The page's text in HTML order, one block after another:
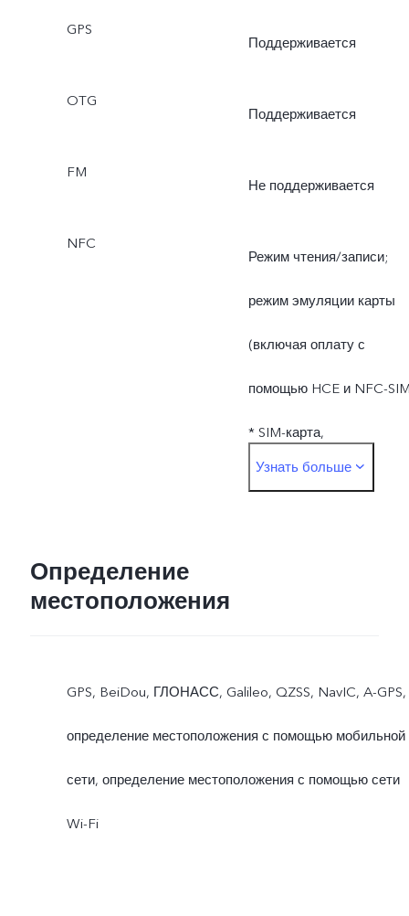
GPS
Поддерживается
OTG
Поддерживается
FM
Не поддерживается
NFC
Режим чтения/записи;
режим эмуляции карты
(включая оплату с
помощью HCE и NFC-
* SIM-карта,
используемая для
Узнать больше
Определение
местоположения
GPS, BeiDou, ГЛОНАСС, Galileo, QZSS, NavIC, A-GPS,
определение местоположения с помощью мобильной
сети, определение местоположения с помощью сети
Wi-Fi